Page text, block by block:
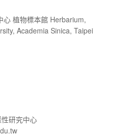
心 植物標本館 Herbarium,
Academia Sinica, Taipei
研究中心